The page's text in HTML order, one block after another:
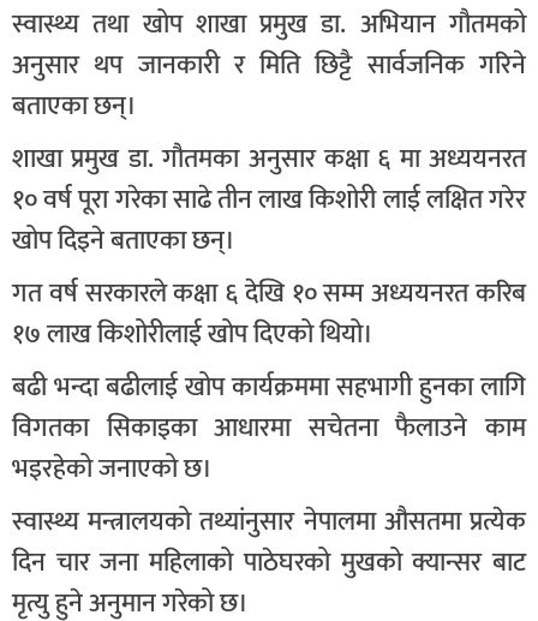
स्वास्थ्य तथा खोप शाखा प्रमुख डा. अभियान गौतमको
अनुसार थप जानकारी र मिति छिट्टै सार्वजनिक गरिने
बताएका छन्।
शाखा प्रमुख डा. गौतमका अनुसार कक्षा ६ मा अध्ययनरत
१० वर्ष पूरा गरेका साढे तीन लाख किशोरी लाई लक्षित गरेर
खोप दिइने बताएका छन्।
गत वर्ष सरकारले कक्षा ६ देखि १० सम्म अध्ययनरत करिब
१७ लाख किशोरीलाई खोप दिएको थियो।
बढी भन्दा बढीलाई खोप कार्यक्रममा सहभागी हुनका लागि
विगतका सिकाइका आधारमा सचेतना फैलाउने काम
भइरहेको जनाएको छ।
स्वास्थ्य मन्त्रालयको तथ्यांनुसार नेपालमा औसतमा प्रत्येक
दिन चार जना महिलाको पाठेघरको मुखको क्यान्सर बाट
मृत्यु हुने अनुमान गरेको छ।